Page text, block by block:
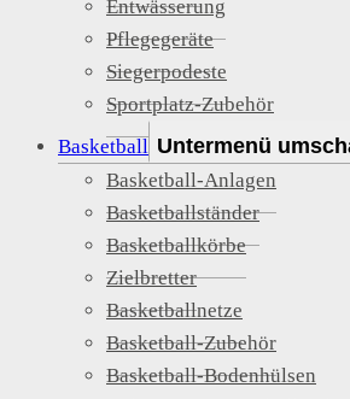
Entwässerung
Pflegegeräte
Siegerpodeste
Sportplatz-Zubehör
Basketball Untermenü
Basketball-Anlagen
Basketballständer
Basketballkörbe
Zielbretter
Basketballnetze
Basketball-Zubehör
Basketball-Bodenhülsen